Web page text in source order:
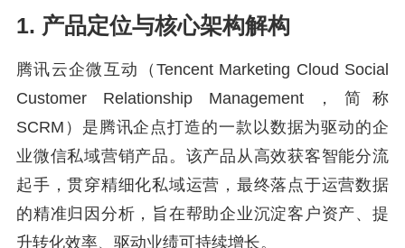
1. 产品定位与核心架构解构
腾讯云企微互动（Tencent Marketing Cloud Social
Customer Relationship Management，简称
SCRM）是腾讯企点打造的一款以数据为驱动的企
业微信私域营销产品。该产品从高效获客智能分流
起手，贯穿精细化私域运营，最终落点于运营数据
的精准归因分析，旨在帮助企业沉淀客户资产、提
升转化效率、驱动业绩可持续增长。